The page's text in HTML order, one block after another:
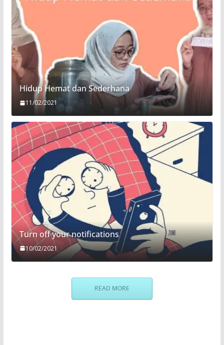
Hidup Hemat dan Sederhana
11/02/2021
Turn off your notifications
10/02/2021
READ MORE